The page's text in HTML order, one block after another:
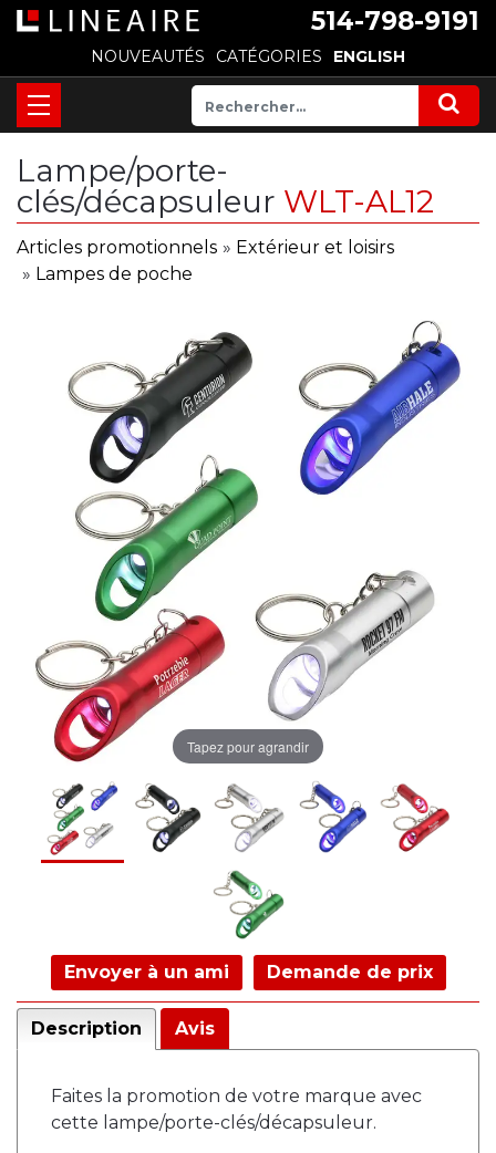
514-798-9191
NOUVEAUTÉS CATÉGORIES ENGLISH
Lampe/porte-
clés/décapsuleur WLT-AL12
Articles promotionnels » Extérieur et loisirs
» Lampes de poche
Tapez pour agrandir
Envoyer à un ami Demande de prix
Description Avis
Faites la promotion de votre marque avec
cette lampe/porte-clés/décapsuleur.